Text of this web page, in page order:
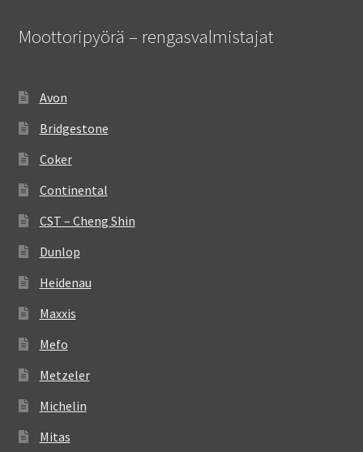
Moottoripyörä – rengasvalmistajat
Avon
Bridgestone
Coker
Continental
CST – Cheng Shin
Dunlop
Heidenau
Maxxis
Mefo
Metzeler
Michelin
Mitas